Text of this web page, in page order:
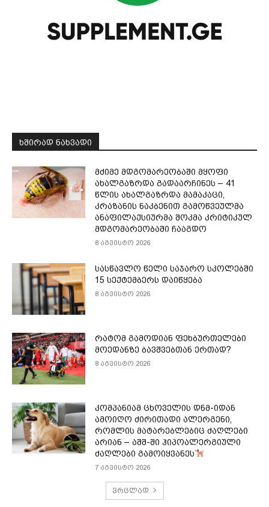
ᲮᲨᲘᲠᲐᲓ ᲜᲐᲮᲕᲐᲓᲘ
მძიმე მდგომარეობაში მყოფი
ახალგაზრდა გადაარჩინეს – 41
წლის ახალგაზრდა მამაკაცი,
კრაზანის ნაკბენით გამოწვეულმა
ანაფილაქსიურმა შოკმა კრიტიკულ
მდგომარეობაში ჩააგდო
8 აგვისტო 2026
სასწავლო წელი საჯარო სკოლებში
15 სექტემბერს დაიწყება
8 აგვისტო 2026
რატომ გამოდიან ფეხბურთელები
მოედანზე ბავშვებთან ერთად?
8 აგვისტო 2026
კომპანიამ ცხოველის დნმ-იდან
ამოიღო ძირითადი ალერგენი,
რომლის მატარებლებიც ძაღლები
არიან – აშშ-ში ჰიპოალერგიული
ძაღლები გამოიყვანეს
7 აგვისტო 2026
ვრცლად